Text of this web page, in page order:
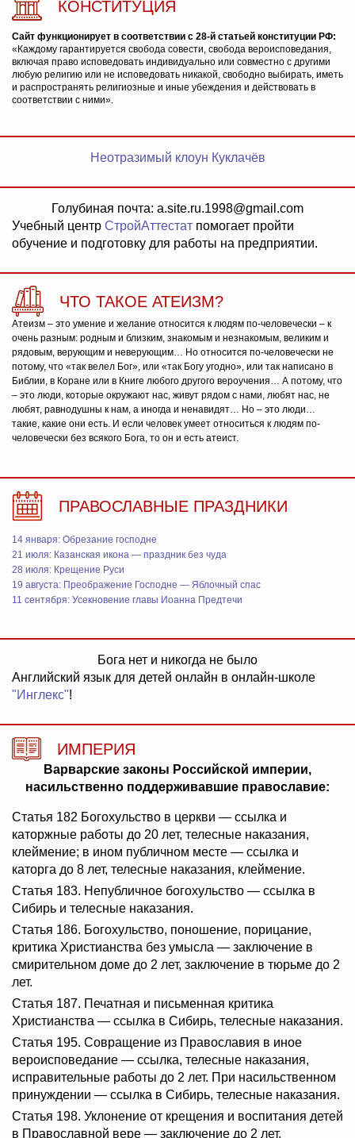
КОНСТИТУЦИЯ
Сайт функционирует в соответствии с 28-й статьей конституции РФ:
«Каждому гарантируется свобода совести, свобода вероисповедания,
включая право исповедовать индивидуально или совместно с другими
любую религию или не исповедовать никакой, свободно выбирать, иметь
и распространять религиозные и иные убеждения и действовать в
соответствии с ними».
Неотразимый клоун Куклачёв
Голубиная почта: a.site.ru.1998@gmail.com
Учебный центр СтройАттестат помогает пройти
обучение и подготовку для работы на предприятии.
ЧТО ТАКОЕ АТЕИЗМ?
Атеизм – это умение и желание относится к людям по-человечески – к
очень разным: родным и близким, знакомым и незнакомым, великим и
рядовым, верующим и неверующим… Но относится по-человечески не
потому, что «так велел Бог», или «так Богу угодно», или так написано в
Библии, в Коране или в Книге любого другого вероучения… А потому, что
– это люди, которые окружают нас, живут рядом с нами, любят нас, не
любят, равнодушны к нам, а иногда и ненавидят… Но – это люди…
такие, какие они есть. И если человек умеет относиться к людям по-
человечески без всякого Бога, то он и есть атеист.
ПРАВОСЛАВНЫЕ ПРАЗДНИКИ
14 января: Обрезание господне
21 июля: Казанская икона — праздник без чуда
28 июля: Крещение Руси
19 августа: Преображение Господне — Яблочный спас
11 сентября: Усекновение главы Иоанна Предтечи
Бога нет и никогда не было
Английский язык для детей онлайн в онлайн-школе
"Инглекс"!
ИМПЕРИЯ
Варварские законы Российской империи,
насильственно поддерживавшие православие:
Статья 182 Богохульство в церкви — ссылка и
каторжные работы до 20 лет, телесные наказания,
клеймение; в ином публичном месте — ссылка и
каторга до 8 лет, телесные наказания, клеймение.
Статья 183. Непубличное богохульство — ссылка в
Сибирь и телесные наказания.
Статья 186. Богохульство, поношение, порицание,
критика Христианства без умысла — заключение в
смирительном доме до 2 лет, заключение в тюрьме до 2
лет.
Статья 187. Печатная и письменная критика
Христианства — ссылка в Сибирь, телесные наказания.
Статья 195. Совращение из Православия в иное
вероисповедание — ссылка, телесные наказания,
исправительные работы до 2 лет. При насильственном
принуждении — ссылка в Сибирь, телесные наказания.
Статья 198. Уклонение от крещения и воспитания детей
в Православной вере — заключение до 2 лет.